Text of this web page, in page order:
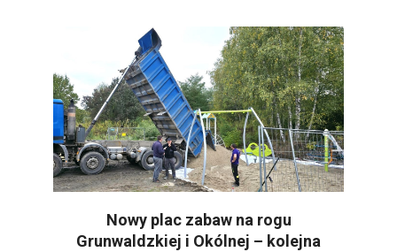
Nowy plac zabaw na rogu
Grunwaldzkiej i Okólnej – kolejna